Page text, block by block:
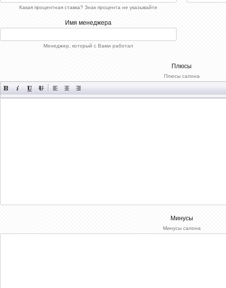
[xfgiven_xfield]
[xfvalue_xfield]
[xfnotgiven_xfield]Р”РѕРїРїРѕР»Рµ
Р·Р°РїРѕР»РЅРµРЅРѕ[/xfnotgiven_xfield]
-->
Какая процентная ставка? Знак процента не указывайте
Имя менеджера
Менеджер, который с Вами работал
Плюсы
Плюсы салона
Минусы
Минусы салона